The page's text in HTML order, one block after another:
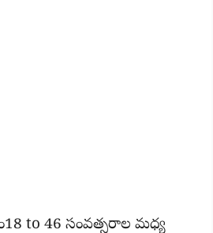
to 46 సంవత్సరాల మధ్య